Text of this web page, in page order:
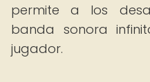
permite a los
banda sonora
jugador.